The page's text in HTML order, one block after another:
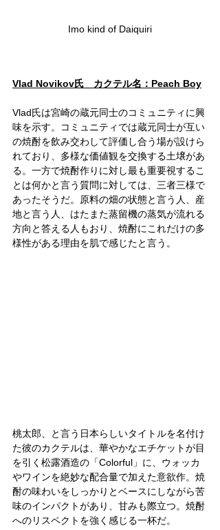
Imo kind of Daiquiri
Vlad Novikov氏　カクテル名：Peach Boy
Vlad氏は宮崎の蔵元同士のコミュニティに興
味を示す。コミュニティでは蔵元同士が互い
の焼酎を飲み交わして評価し合う場が設けら
れており、多様な価値観を交換する土壌があ
る。一方で焼酎作りに対し最も重要視するこ
とは何かと言う質問に対しては、三者三様で
あったそうだ。原料の畑の状態と言う人、産
地と言う人、はたまた蒸留機の蒸気が流れる
方向と答える人もおり、焼酎にこれだけの多
様性がある理由を肌で感じたと言う。
桃太郎、と言う日本らしいタイトルを名付け
た彼のカクテルは、華やかなエチケットが目
を引く松露酒造の「Colorful」に、ウォッカ
やワインを絶妙な配合量で加えた意欲作。焼
酎の味わいをしっかりとベースにしながら苦
味のインパクトがあり、甘みも際立つ。焼酎
へのリスペクトを強く感じる一杯だ。